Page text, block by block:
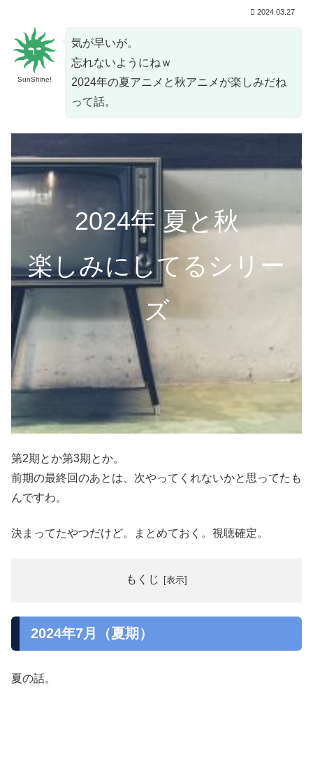
2024.03.27
SunShine!
気が早いが。
忘れないようにねｗ
2024年の夏アニメと秋アニメが楽しみだね
って話。
2024年 夏と秋
楽しみにしてるシリー
ズ
第2期とか第3期とか。
前期の最終回のあとは、次やってくれないかと思ってたも
んですわ。
決まってたやつだけど。まとめておく。視聴確定。
もくじ
2024年7月（夏期）
夏の話。